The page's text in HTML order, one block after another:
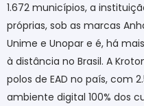
1.672 municípios, a
próprias, sob as marcas
Unime e Unopar e é, há
à distância no Brasil. A
polos de EAD no país, com
ambiente digital 100% dos